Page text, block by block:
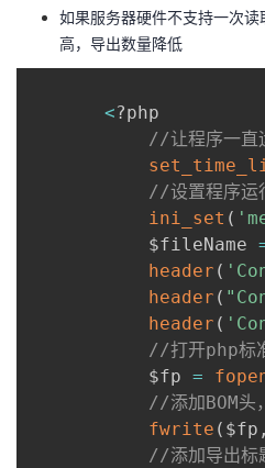
如果服务器硬件不支持一次
高，导出数量降低
<?php
//让程序一直
//设置程序运
ini_set (
           $fileName
header (
header (
header (
//打开php标
           $fp
=
//添加BOM头
fwrite ( $fp ,
//添加导出标